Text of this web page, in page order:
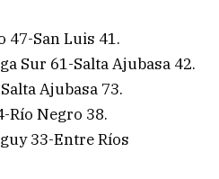
47-San Luis 41.
Sur 61-Salta Ajubasa 42.
Ajubasa 73.
Río Negro 38.
33-Entre Ríos